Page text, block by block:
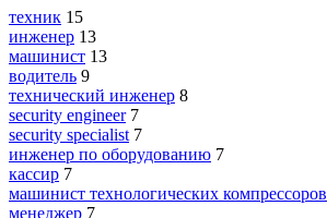
техник 15
инженер 13
машинист 13
водитель 9
технический инженер 8
security engineer 7
security specialist 7
инженер по оборудованию 7
кассир 7
машинист технологических компрессоров
менеджер 7